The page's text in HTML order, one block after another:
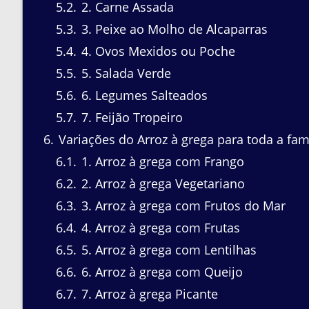
5.2 2. Carne Assada
5.3 3. Peixe ao Molho de Alcaparras
5.4 4. Ovos Mexidos ou Poche
5.5 5. Salada Verde
5.6 6. Legumes Salteados
5.7 7. Feijão Tropeiro
6 Variações do Arroz à grega para toda a
6.1
1. Arroz à grega com Frango
6.2 2. Arroz à grega Vegetariano
6.3 3. Arroz à grega com Frutos do Mar
6.4 4. Arroz à grega com Frutas
6.5 5. Arroz à grega com Lentilhas
6.6 6. Arroz à grega com Queijo
6.7 7. Arroz à grega Picante